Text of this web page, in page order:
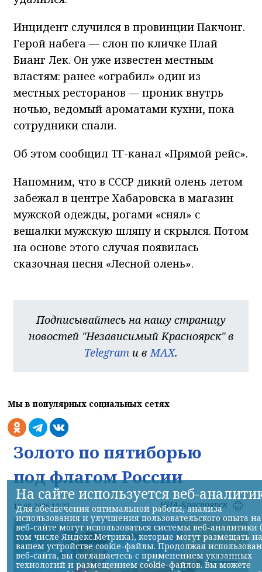
Инцидент случился в провинции Пакчонг.
Герой набега — слон по кличке Плай
Бианг Лек. Он уже известен местным
властям: ранее «ограбил» один из
местных ресторанов — проник внутрь
ночью, ведомый ароматами кухни, пока
сотрудники спали.
Об этом сообщил ТГ-канал «Прямой рейс».
Напомним, что в СССР дикий олень летом
забежал в центре Хабаровска в магазин
мужской одежды, рогами «снял» с
вешалки мужскую шляпу и скрылся. Потом
на основе этого случая появилась
сказочная песня «Лесной олень».
Подписывайтесь на нашу страницу
новостей "Независимый Красноярск" в
Telegram и в MAX.
Мы в популярных социальных сетях
Золото по пятиборью
под флагом России
10.08.2026 12:23 НИА-Красноярск
На сайте используется веб-
Для обеспечения оптимальной работы, анализа
использования и улучшения пользовательского опыта на
веб-сайте могут использоваться системы веб-аналитики
том числе Яндекс.Метрика), которые могут размещать на
вашем устройстве cookie-файлы. Продолжая
веб-сайта, вы соглашаетесь с применением указанных
технологий и размещением cookie-файлов. Вы можете